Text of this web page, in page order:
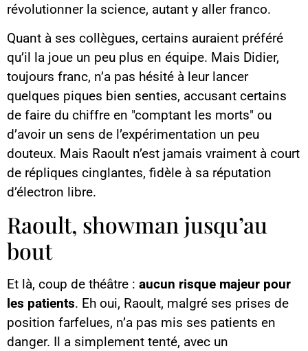
révolutionner la science, autant y aller franco.
Quant à ses collègues, certains auraient préféré
qu’il la joue un peu plus en équipe. Mais Didier,
toujours franc, n’a pas hésité à leur lancer
quelques piques bien senties, accusant certains
de faire du chiffre en "comptant les morts" ou
d’avoir un sens de l’expérimentation un peu
douteux. Mais Raoult n’est jamais vraiment à court
de répliques cinglantes, fidèle à sa réputation
d’électron libre.
Raoult, showman jusqu’au
bout
Et là, coup de théâtre : aucun risque majeur pour
les patients. Eh oui, Raoult, malgré ses prises de
position farfelues, n’a pas mis ses patients en
danger. Il a simplement tenté, avec un